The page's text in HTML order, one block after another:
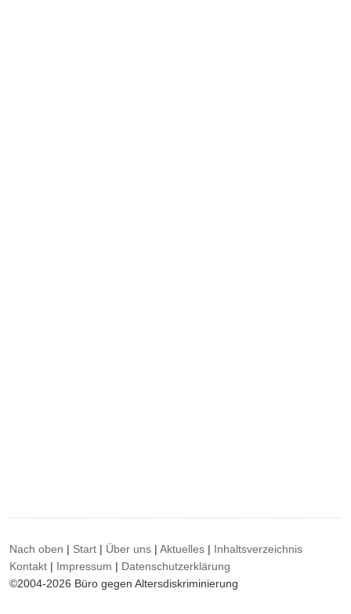
Nach oben | Start | Über uns |Aktuelles | Inhaltsverzeichnis
Kontakt | Impressum | Datenschutzerklärung
©2004-2026 Büro gegen Altersdiskriminierung